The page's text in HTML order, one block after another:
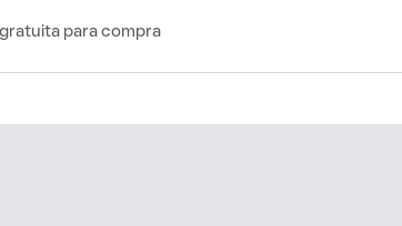
para compra